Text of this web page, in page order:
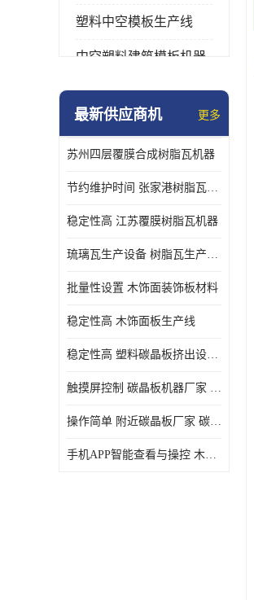
塑料中空模板生产线
中空塑料建筑模板机器
最新供应商机 更多
苏州四层覆膜合成树脂瓦机器
节约维护时间 张家港树脂瓦小青瓦成型机
稳定性高 江苏覆膜树脂瓦机器
琉璃瓦生产设备 树脂瓦生产设备
批量性设置 木饰面装饰板材料
稳定性高 木饰面板生产线
稳定性高 塑料碳晶板挤出设备 碳晶板设备
触摸屏控制 碳晶板机器厂家 碳晶板全屋装修的利和弊
操作简单 附近碳晶板厂家 碳晶板机器厂家
手机APP智能查看与操控 木饰面板机器